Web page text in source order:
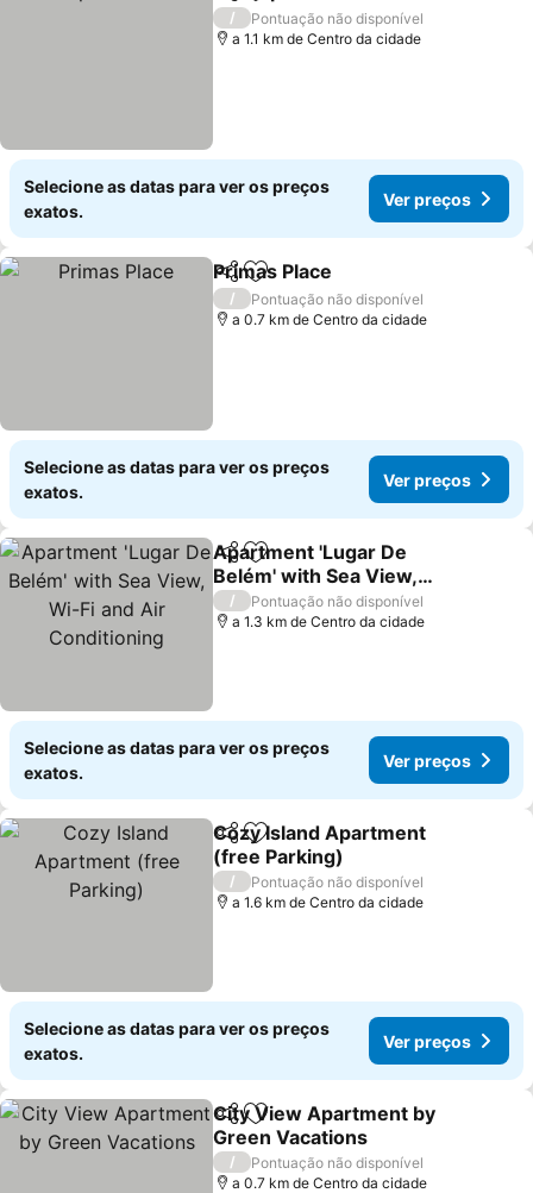
/
Pontuação não disponível
a 1.1 km de Centro da cidade
Selecione as datas para ver os preços
exatos.
Ver preços
PartilharAdicionar aos favoritos
Primas Place
/
Pontuação não disponível
a 0.7 km de Centro da cidade
Selecione as datas para ver os preços
exatos.
Ver preços
PartilharAdicionar aos favoritos
Apartment 'Lugar De
Belém' with Sea View,
Wi-Fi and Air
Conditioning
/
Pontuação não disponível
a 1.3 km de Centro da cidade
Selecione as datas para ver os preços
exatos.
Ver preços
PartilharAdicionar aos favoritos
Cozy Island Apartment
(free Parking)
/
Pontuação não disponível
a 1.6 km de Centro da cidade
Selecione as datas para ver os preços
exatos.
Ver preços
PartilharAdicionar aos favoritos
City View Apartment by
Green Vacations
/
Pontuação não disponível
a 0.7 km de Centro da cidade